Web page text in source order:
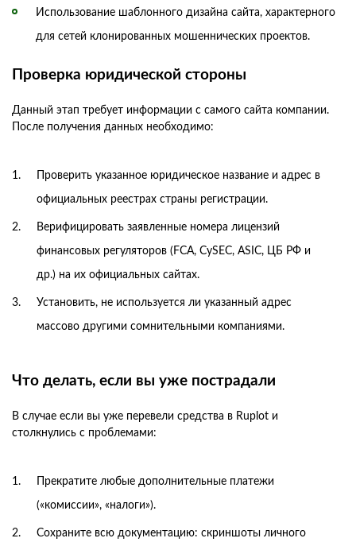
Использование шаблонного дизайна сайта, характерного
для сетей клонированных мошеннических проектов.
Проверка юридической стороны
Данный этап требует информации с самого сайта компании.
После получения данных необходимо:
Проверить указанное юридическое название и адрес в
официальных реестрах страны регистрации.
Верифицировать заявленные номера лицензий
финансовых регуляторов (FCA, CySEC, ASIC, ЦБ РФ и
др.) на их официальных сайтах.
Установить, не используется ли указанный адрес
массово другими сомнительными компаниями.
Что делать, если вы уже пострадали
В случае если вы уже перевели средства в Ruplot и
столкнулись с проблемами:
Прекратите любые дополнительные платежи
(«комиссии», «налоги»).
Сохраните всю документацию: скриншоты личного